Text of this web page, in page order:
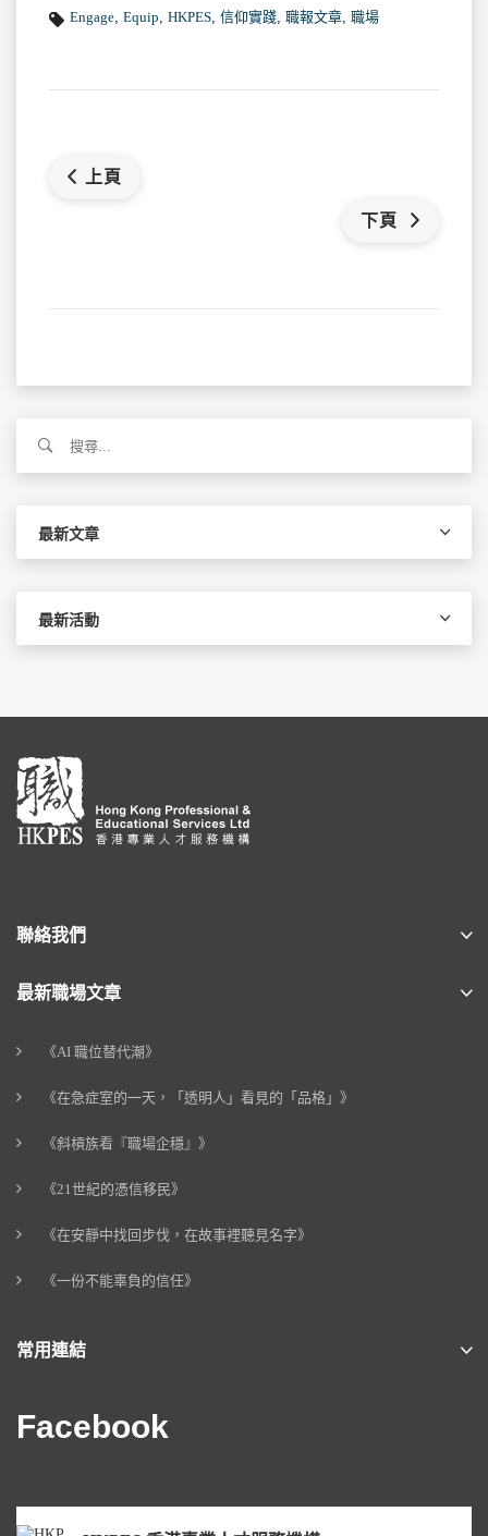
Engage, Equip, HKPES, 信仰實踐, 職報文章, 職場
上頁
下頁
關
最新文章
最新活動
聯絡我們
最新職場文章
《AI 職位替代潮》
《在急症室的一天，「透明人」看見的「品格」》
《斜槓族看『職場企穩』》
《21世紀的憑信移民》
《在安靜中找回步伐，在故事裡聽見名字》
《一份不能辜負的信任》
常用連結
Facebook